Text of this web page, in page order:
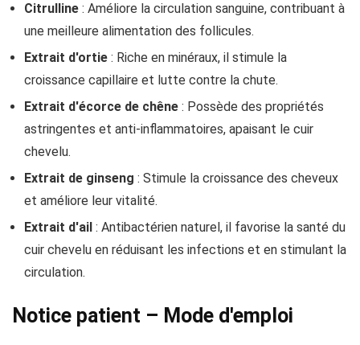
Citrulline : Améliore la circulation sanguine, contribuant à
une meilleure alimentation des follicules.
Extrait d'ortie : Riche en minéraux, il stimule la
croissance capillaire et lutte contre la chute.
Extrait d'écorce de chêne : Possède des propriétés
astringentes et anti-inflammatoires, apaisant le cuir
chevelu.
Extrait de ginseng : Stimule la croissance des cheveux
et améliore leur vitalité.
Extrait d'ail : Antibactérien naturel, il favorise la santé du
cuir chevelu en réduisant les infections et en stimulant la
circulation.
Notice patient – Mode d'emploi